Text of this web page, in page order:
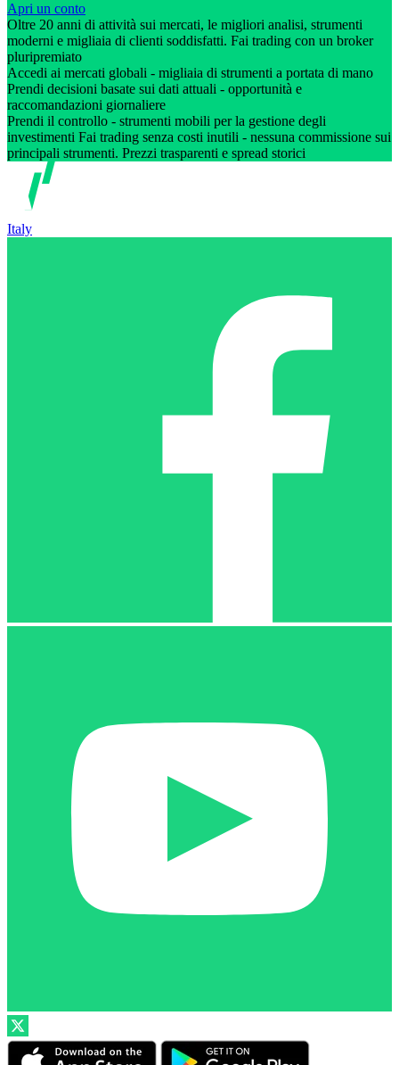
Apri un conto
Oltre 20 anni di attività sui mercati, le migliori analisi, strumenti
moderni e migliaia di clienti soddisfatti. Fai trading con un broker
pluripremiato
Accedi ai mercati globali - migliaia di strumenti a portata di mano
Prendi decisioni basate sui dati attuali - opportunità e
raccomandazioni giornaliere
Prendi il controllo - strumenti mobili per la gestione degli
investimenti Fai trading senza costi inutili - nessuna commissione sui
principali strumenti. Prezzi trasparenti e spread storici
Italy